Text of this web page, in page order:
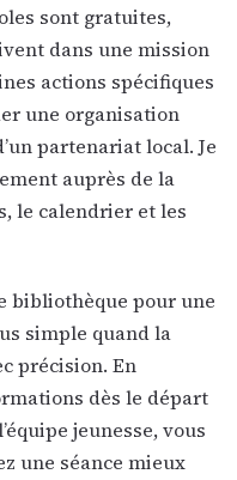
sont gratuites,
dans une mission
actions spécifiques
une organisation
partenariat local. Je
auprès de la
le calendrier et les
bibliothèque pour une
simple quand la
précision. En
dès le départ
jeunesse, vous
une séance mieux